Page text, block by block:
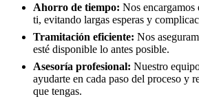
Ahorro de tiempo: Nos encargamos
ti, evitando largas esperas y
Tramitación eficiente: Nos
esté disponible lo antes posible.
Asesoría profesional: Nuestro
ayudarte en cada paso del proceso y
que tengas.